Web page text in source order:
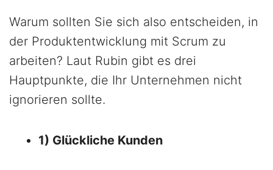
Warum sollten Sie sich also entscheiden, in
der Produktentwicklung mit Scrum zu
arbeiten? Laut Rubin gibt es drei
Hauptpunkte, die Ihr Unternehmen nicht
ignorieren sollte.
1) Glückliche Kunden